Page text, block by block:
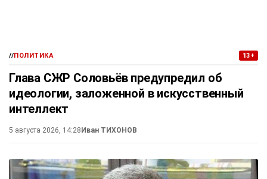
//ПОЛИТИКА 13+
Глава СЖР Соловьёв предупредил об
идеологии, заложенной в искусственный
интеллект
5 августа 2026, 14:28Иван ТИХОНОВ